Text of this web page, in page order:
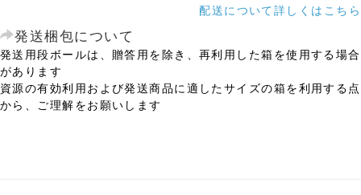
配送について詳しくはこちら
発送梱包について
発送用段ボールは、贈答用を除き、再利用した箱を使用する場合
があります
資源の有効利用および発送商品に適したサイズの箱を利用する点
から、ご理解をお願いします